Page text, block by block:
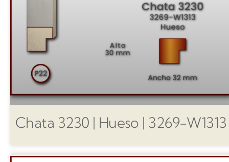
Chata 3230 | Hueso | 3269-W1313